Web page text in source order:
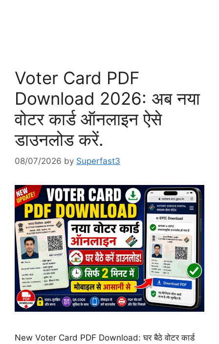
Voter Card PDF
Download 2026: अब नया
वोटर कार्ड ऑनलाइन ऐसे
डाउनलोड करें.
08/07/2026 by Superfast3
New Voter Card PDF Download: घर बैठे वोटर कार्ड